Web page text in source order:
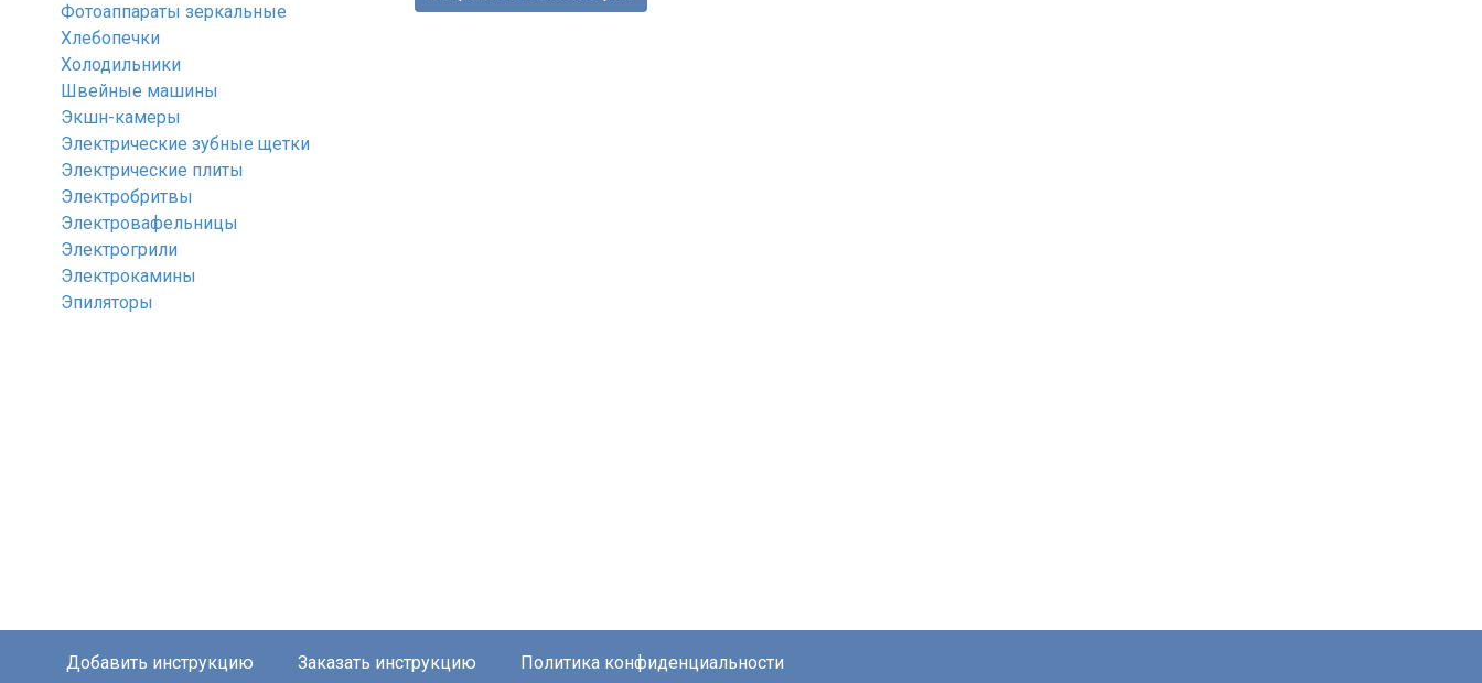
Фотоаппараты зеркальные
Хлебопечки
Холодильники
Швейные машины
Экшн-камеры
Электрические зубные щетки
Электрические плиты
Электробритвы
Электровафельницы
Электрогрили
Электрокамины
Эпиляторы
Добавить инструкцию Заказать инструкцию Политика конфиденциальности